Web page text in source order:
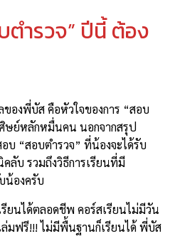
ตำรวจ” ปีนี้ ต้อง
ของพี่บัส คือหัวใจของการ “สอบ
ษย์หลักหมื่นคน นอกจากสรุป
บ “สอบตำรวจ” ที่น้องจะได้รับ
ลับ รวมถึงวิธีการเรียนที่มี
น้องครับ
ยนได้ตลอดชีพ คอร์สเรียนไม่มีวัน
มฟรี!!! ไม่มีพื้นฐานก็เรียนได้ พี่บัส